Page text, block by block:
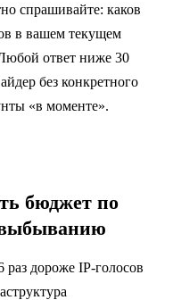
спрашивайте: каков
в вашем текущем
ответ ниже 30
без конкретного
«в моменте».
бюджет по
раз дороже IP-голосов